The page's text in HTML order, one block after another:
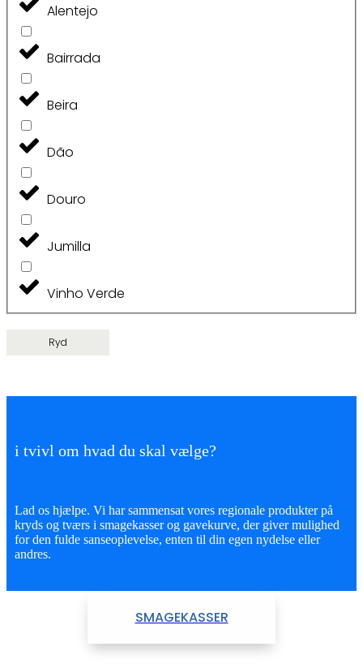
Alentejo
Bairrada
Beira
Dão
Douro
Jumilla
Vinho Verde
Ryd
i tvivl om hvad du skal vælge?
Lad os hjælpe. Vi har sammensat vores regionale produkter på
kryds og tværs i smagekasser og gavekurve, der giver mulighed
for den fulde sanseoplevelse, enten til din egen nydelse eller
andres.
SMAGEKASSER